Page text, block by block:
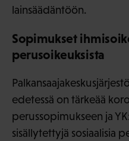
lainsäädäntöön.
Sopimukset
perusoikeuksista
edetessä on tärkeää
perussopimukseen ja
sisällytettyjä sosiaalisia